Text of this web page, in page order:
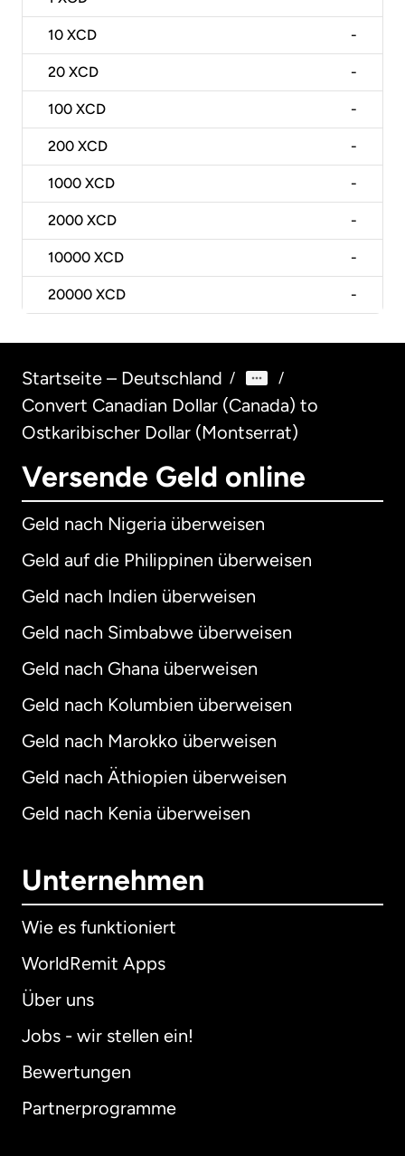
10 XCD -
20 XCD -
100 XCD -
200 XCD -
1000 XCD -
2000 XCD -
10000 XCD -
20000 XCD -
Startseite – Deutschland / /
Convert Canadian Dollar (Canada) to
Ostkaribischer Dollar (Montserrat)
Versende Geld online
Geld nach Nigeria überweisen
Geld auf die Philippinen überweisen
Geld nach Indien überweisen
Geld nach Simbabwe überweisen
Geld nach Ghana überweisen
Geld nach Kolumbien überweisen
Geld nach Marokko überweisen
Geld nach Äthiopien überweisen
Geld nach Kenia überweisen
Unternehmen
Wie es funktioniert
WorldRemit Apps
Über uns
Jobs - wir stellen ein!
Bewertungen
Partnerprogramme